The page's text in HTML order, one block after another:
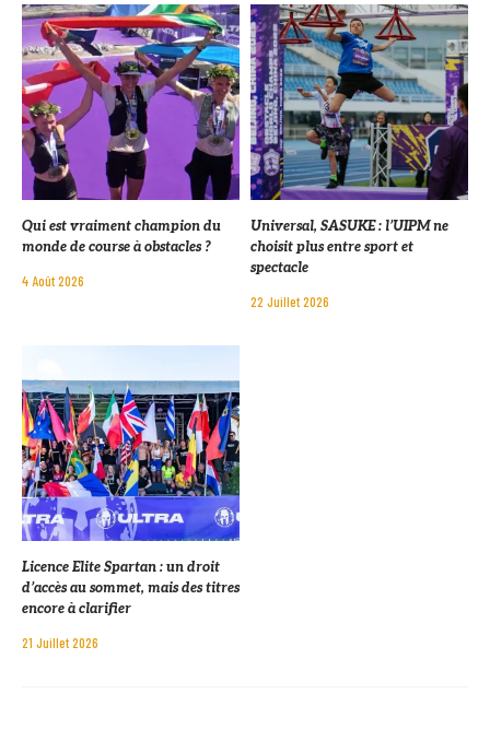
Qui est vraiment champion du
monde de course à obstacles ?
4 Août 2026
Universal, SASUKE : l’UIPM ne
choisit plus entre sport et
spectacle
22 Juillet 2026
Licence Elite Spartan : un droit
d’accès au sommet, mais des titres
encore à clarifier
21 Juillet 2026